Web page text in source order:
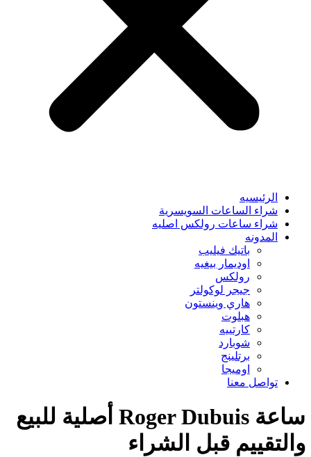
الرئيسيه
شراء الساعات السويسرية
شراء ساعات رولكس اصليه
المدونه
باتيك فيليب
اوديمار بيغيه
رولكس
جيجر لوكولتر
هاري وينستون
هبلوت
كارتييه
شوبارد
برتلينج
اوميجا
تواصل معنا
ساعة Roger Dubuis أصلية للبيع
والتقييم قبل الشراء